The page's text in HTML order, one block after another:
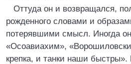
Оттуда он и возвращался,
рожденного словами и
потерявшими смысл. Иногда
«Осоавиахим»,
крепка, и танки наши быстры».